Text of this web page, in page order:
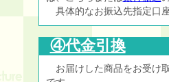
具体的なお振込先指定口
④代金引換
お届けした商品をお受け